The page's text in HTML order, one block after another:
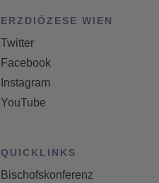
ERZDIÖZESE WIEN
Twitter
Facebook
Instagram
YouTube
QUICKLINKS
Bischofskonferenz